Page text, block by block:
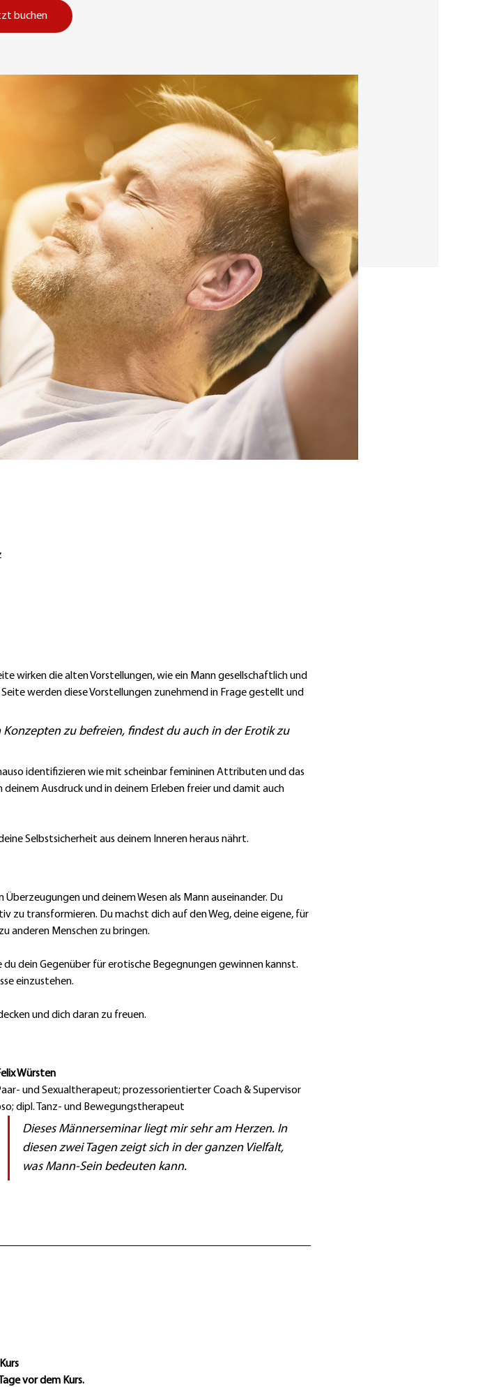
buchen
wirken die alten Vorstellungen, wie ein Mann gesellschaftlich und
werden diese Vorstellungen zunehmend in Frage gestellt und
zu befreien, findest du auch in der Erotik zu
identifizieren wie mit scheinbar femininen Attributen und das
Ausdruck und in deinem Erleben freier und damit auch
Selbstsicherheit aus deinem Inneren heraus nährt.
und deinem Wesen als Mann auseinander. Du
zu transformieren. Du machst dich auf den Weg, deine eigene, für
anderen Menschen zu bringen.
dein Gegenüber für erotische Begegnungen gewinnen kannst.
einzustehen.
und dich daran zu freuen.
Würsten
und Sexualtherapeut; prozessorientierter Coach & Supervisor
dipl. Tanz- und Bewegungstherapeut
Dieses Männerseminar liegt mir sehr am Herzen. In
diesen zwei Tagen zeigt sich in der ganzen Vielfalt,
was Mann-Sein bedeuten kann.
vor dem Kurs.